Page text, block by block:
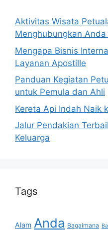
Aktivitas Wisata
Menghubungkan
Mengapa Bisnis
Layanan Apostille
Panduan Kegiatan
untuk Pemula dan Ahli
Kereta Api Indah Naik
Jalur Pendakian
Keluarga
Tags
Alam Anda Bagaimana